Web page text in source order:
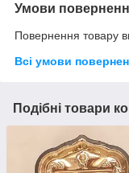
Умови
Повернення товару
Всі умови
Подібні товари